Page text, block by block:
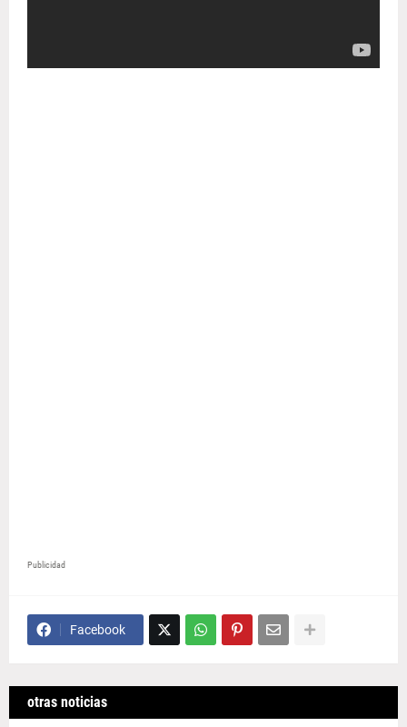
Publicidad
Facebook
otras noticias